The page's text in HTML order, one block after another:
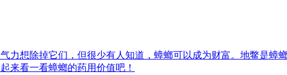
力想除掉它们，但很少有人知道，蟑螂可以成为财富。地鳖是蟑
来看一看蟑螂的药用价值吧！